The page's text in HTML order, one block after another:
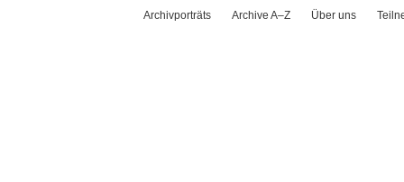
Archivporträts Archive A–Z Über uns